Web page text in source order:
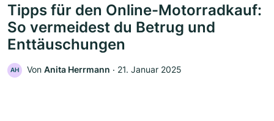
Tipps für den Online-Motorradkauf:
So vermeidest du Betrug und
Enttäuschungen
AH Von Anita Herrmann ‧ 21. Januar 2025